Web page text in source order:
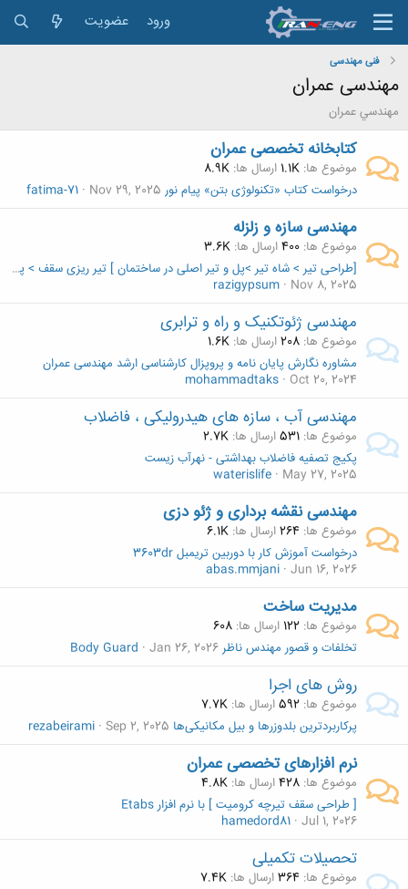
ورود عضویت
فنی مهندسی
مهندسی عمران
مهندسي عمران
کتابخانه تخصصی عمران
موضوع ها 1.1K ارسال ها 8.9K
درخواست کتاب «تکنولوژی بتن» پیام نور Nov 29, 2025
fatima-71
مهندسی سازه و زلزله
موضوع ها 400ارسال ها 3.6K
[طراحی تیر > شاه تیر >پل و تیر اصلی در ساختمان ] تیر ریزی سقف > پرسش و پاسخ
Nov 8, 2025
razigypsum
مهندسی ژئوتکنیک و راه و ترابری
موضوع ها 208ارسال ها 1.6K
مشاوره نگارش پایان نامه و پروپزال کارشناسی ارشد مهندسی عمران
Oct 20, 2024
mohammadtaks
مهندسی آب ، سازه های هیدرولیکی ، فاضلاب
موضوع ها 531ارسال ها 2.7K
پکیج تصفیه فاضلاب بهداشتی - نهرآب زیست
May 27, 2025
waterislife
مهندسی نقشه برداری و ژئو دزی
موضوع ها 264ارسال ها 6.1K
درخواست آموزش کار با دوربین تریمبل 3603dr
Jun 16, 2026
abas.mmjani
مدیریت ساخت
موضوع ها 122 ارسال ها 608
تخلفات و قصور مهندس ناظرJan 26, 2026
Body Guard
روش های اجرا
موضوع ها 592ارسال ها 7.7K
پرکاربردترین بلدوزرها و بیل مکانیکی‌ها Sep 2, 2025
rezabeirami
نرم افزارهای تخصصی عمران
موضوع ها 428ارسال ها 4.8K
[ طراحی سقف تیرچه کرومیت ] با نرم افزار Etabs
Jul 1, 2026
hamedord81
تحصیلات تکمیلی
موضوع ها 364ارسال ها 7.4K